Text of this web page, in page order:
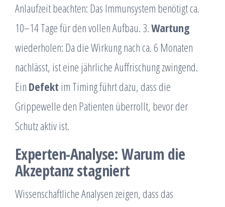
Anlaufzeit beachten: Das Immunsystem benötigt ca.
10–14 Tage für den vollen Aufbau. 3.Wartung
wiederholen: Da die Wirkung nach ca. 6 Monaten
nachlässt, ist eine jährliche Auffrischung zwingend.
Ein Defekt im Timing führt dazu, dass die
Grippewelle den Patienten überrollt, bevor der
Schutz aktiv ist.
Experten-Analyse: Warum die
Akzeptanz stagniert
Wissenschaftliche Analysen zeigen, dass das